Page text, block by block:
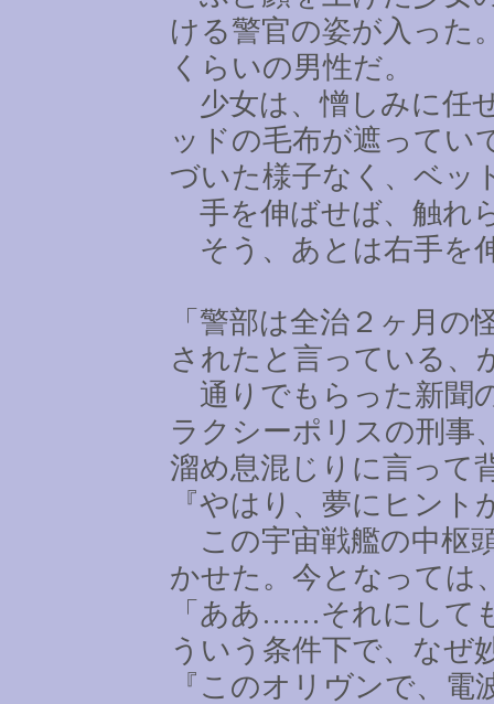
ける警官の姿が入った
くらいの男性だ。
少女は、憎しみに任
ッドの毛布が遮ってい
づいた様子なく、ベッ
手を伸ばせば、触れ
そう、あとは右手を
「警部は全治２ヶ月の
されたと言っている、
通りでもらった新聞
ラクシーポリスの刑事
溜め息混じりに言って
『やはり、夢にヒン
この宇宙戦艦の中枢
かせた。今となっては
「ああ ……それにして
ういう条件下で、なぜ
『このオリヴンで、